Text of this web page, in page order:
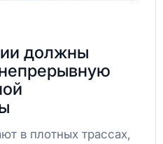
должны
в плотных трассах,